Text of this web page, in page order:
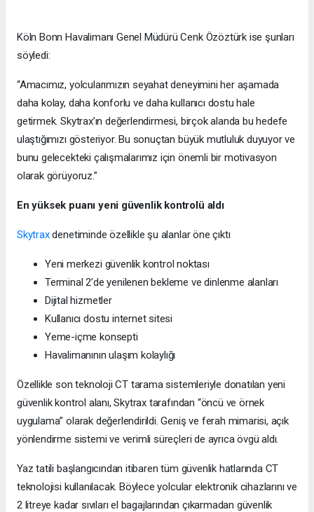
Köln Bonn Havalimanı Genel Müdürü Cenk Özöztürk ise şunları
söyledi:
“Amacımız, yolcularımızın seyahat deneyimini her aşamada
daha kolay, daha konforlu ve daha kullanıcı dostu hale
getirmek. Skytrax’ın değerlendirmesi, birçok alanda bu hedefe
ulaştığımızı gösteriyor. Bu sonuçtan büyük mutluluk duyuyor ve
bunu gelecekteki çalışmalarımız için önemli bir motivasyon
olarak görüyoruz.”
En yüksek puanı yeni güvenlik kontrolü aldı
Skytraxdenetiminde özellikle şu alanlar öne çıktı
Yeni merkezi güvenlik kontrol noktası
Terminal 2’de yenilenen bekleme ve dinlenme alanları
Dijital hizmetler
Kullanıcı dostu internet sitesi
Yeme-içme konsepti
Havalimanının ulaşım kolaylığı
Özellikle son teknoloji CT tarama sistemleriyle donatılan yeni
güvenlik kontrol alanı, Skytrax tarafından “öncü ve örnek
uygulama” olarak değerlendirildi. Geniş ve ferah mimarisi, açık
yönlendirme sistemi ve verimli süreçleri de ayrıca övgü aldı.
Yaz tatili başlangıcından itibaren tüm güvenlik hatlarında CT
teknolojisi kullanılacak. Böylece yolcular elektronik cihazlarını ve
2 litreye kadar sıvıları el bagajlarından çıkarmadan güvenlik